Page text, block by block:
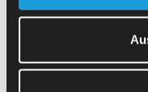
„MAFU-SHERPA
možemo odgovoriti na
poštuje osnovni princip